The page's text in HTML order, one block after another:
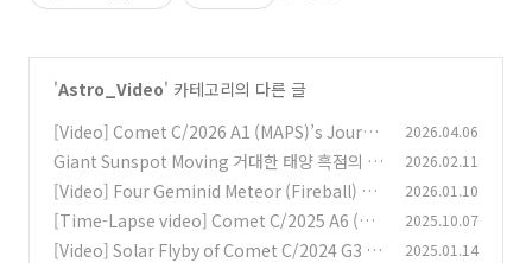
'Astro_Video' 카테고리의 다른 글
[Video] Comet C/2026 A1 (MAPS)’s Journe
y Toward the Sun [동영상] C/2026 A1 (맵스)
혜성의 태양을 향한 여행 (0)
2026.04.06
Giant Sunspot Moving 거대한 태양 흑점의 이
동 (0)
2026.02.11
[Video] Four Geminid Meteor (Fireball) an
d Smoke Trails in 2025 [동영상] 2025년, 4개
의 쌍둥이자리 유성(화구)와 유성흔
(0)
2026.01.10
[Time-Lapse video] Comet C/2025 A6 (Le
mmon) [타임랩스 영상] C/2025 A6 (레몬) 혜
2025.10.07
[Video] Solar Flyby of Comet C/2024 G3 (A
2025.01.14